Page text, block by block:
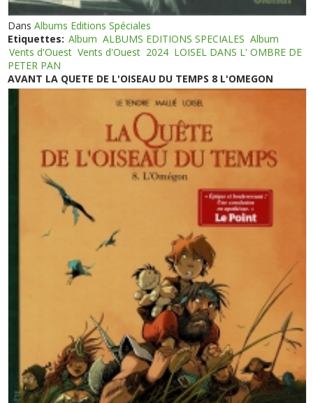
DansAlbums Editions Spéciales
Etiquettes: Album ALBUMS EDITIONS SPECIALES Album
Vents d'Ouest Vents d'Ouest 2024 LOISEL DANS L' OMBRE DE
PETER PAN
AVANT LA QUETE DE L'OISEAU DU TEMPS 8 L'OMEGON